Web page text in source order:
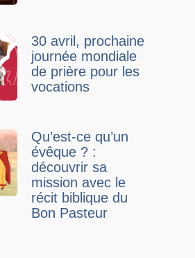
30 avril, prochaine
journée mondiale
de prière pour les
vocations
Qu’est-ce qu’un
évêque ? :
découvrir sa
mission avec le
récit biblique du
Bon Pasteur